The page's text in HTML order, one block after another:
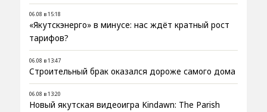
06.08 в 15:18
«Якутскэнерго» в минусе: нас ждёт кратный рост
тарифов?
06.08 в 13:47
Строительный брак оказался дороже самого дома
06.08 в 13:20
Новый якутская видеоигра Kindawn: The Parish